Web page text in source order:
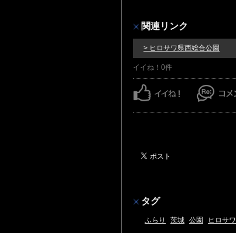
関連リンク
> ヒロサワ県西総合公園
イイね！0件
タグ
ふらり 茨城 公園 ヒロサワ